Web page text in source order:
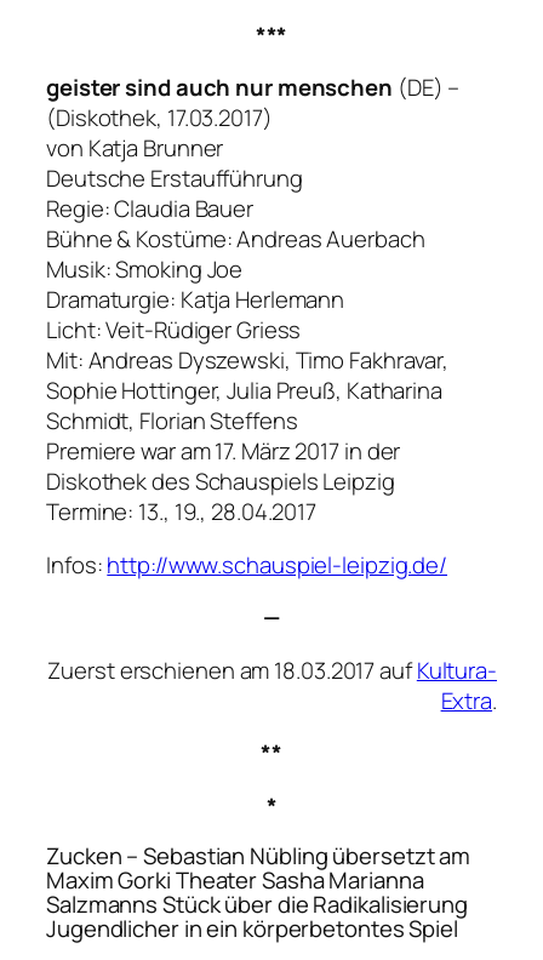
***
geister sind auch nur menschen (DE) –
(Diskothek, 17.03.2017)
von Katja Brunner
Deutsche Erstaufführung
Regie: Claudia Bauer
Bühne & Kostüme: Andreas Auerbach
Musik: Smoking Joe
Dramaturgie: Katja Herlemann
Licht: Veit-Rüdiger Griess
Mit: Andreas Dyszewski, Timo Fakhravar,
Sophie Hottinger, Julia Preuß, Katharina
Schmidt, Florian Steffens
Premiere war am 17. März 2017 in der
Diskothek des Schauspiels Leipzig
Termine: 13., 19., 28.04.2017
Infos:http://www.schauspiel-leipzig.de/
—
Zuerst erschienen am 18.03.2017 aufKultura-
Extra.
**
*
Zucken– Sebastian Nübling übersetzt am
Maxim Gorki Theater Sasha Marianna
Salzmanns Stück über die Radikalisierung
Jugendlicher in ein körperbetontes Spiel